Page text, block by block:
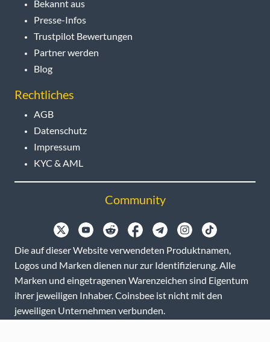
Bekannt aus
Presse-Infos
Trustpilot Bewertungen
Partner werden
Blog
Rechtliches
AGB
Datenschutz
Impressum
KYC & AML
Community
Die auf dieser Website verwendeten Produktnamen,
Logos und Marken dienen nur zur Identifizierung. Alle
Marken und eingetragenen Warenzeichen sind Eigentum
ihrer jeweiligen Inhaber. Coinsbee ist nicht mit den
jeweiligen Unternehmen verbunden.